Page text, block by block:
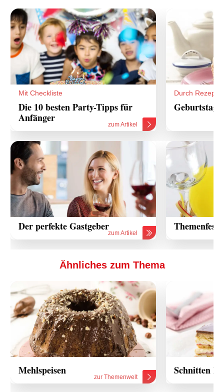
Mit Checkliste
Die 10 besten Party-Tipps für
Anfänger
zum Artikel
Durch Rezepte
Der perfekte Gastgeber
zum Artikel
Ähnliches zum Thema
Mehlspeisen
zur Themenwelt
Schnitten